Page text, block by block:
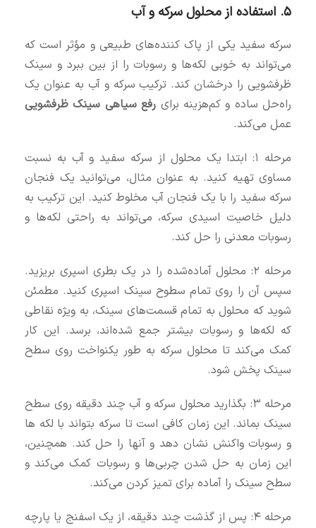
۵. استفاده از محلول سرکه و آب
سرکه سفید یکی از پاک‌ کننده‌های طبیعی و مؤثر است که
می‌تواند به خوبی لکه‌ها و رسوبات را از بین ببرد و سینک
ظرفشویی را درخشان کند. ترکیب سرکه و آب به عنوان یک
راه‌حل ساده و کم‌هزینه برای رفع سیاهی سینک ظرفشویی
عمل می‌کند.
مرحله ۱: ابتدا یک محلول از سرکه سفید و آب به نسبت
مساوی تهیه کنید. به عنوان مثال، می‌توانید یک فنجان
سرکه سفید را با یک فنجان آب مخلوط کنید. این ترکیب به
دلیل خاصیت اسیدی سرکه، می‌تواند به راحتی لکه‌ها و
رسوبات معدنی را حل کند.
مرحله ۲: محلول آماده‌شده را در یک بطری اسپری بریزید.
سپس آن را روی تمام سطوح سینک اسپری کنید. مطمئن
شوید که محلول به تمام قسمت‌های سینک، به ویژه نقاطی
که لکه‌ها و رسوبات بیشتر جمع شده‌اند، برسد. این کار
کمک می‌کند تا محلول سرکه به طور یکنواخت روی سطح
سینک پخش شود.
مرحله ۳: بگذارید محلول سرکه و آب چند دقیقه روی سطح
سینک بماند. این زمان کافی است تا سرکه بتواند با لکه‌ ها
و رسوبات واکنش نشان دهد و آنها را حل کند. همچنین،
این زمان به حل شدن چربی‌ها و رسوبات کمک می‌کند و
سطح سینک را آماده برای تمیز کردن می‌کند.
مرحله ۴: پس از گذشت چند دقیقه، از یک اسفنج یا پارچه